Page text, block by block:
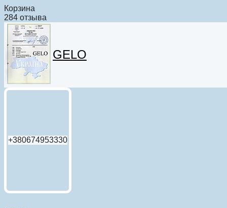
Корзина
284 отзыва
GELO
+380674953330